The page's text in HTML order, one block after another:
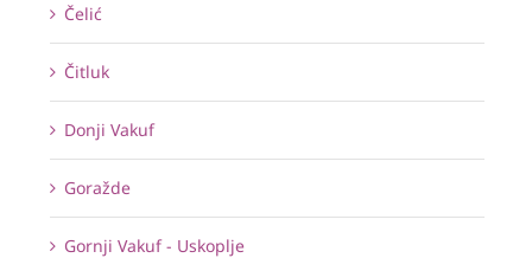
Čelić
Čitluk
Donji Vakuf
Goražde
Gornji Vakuf - Uskoplje